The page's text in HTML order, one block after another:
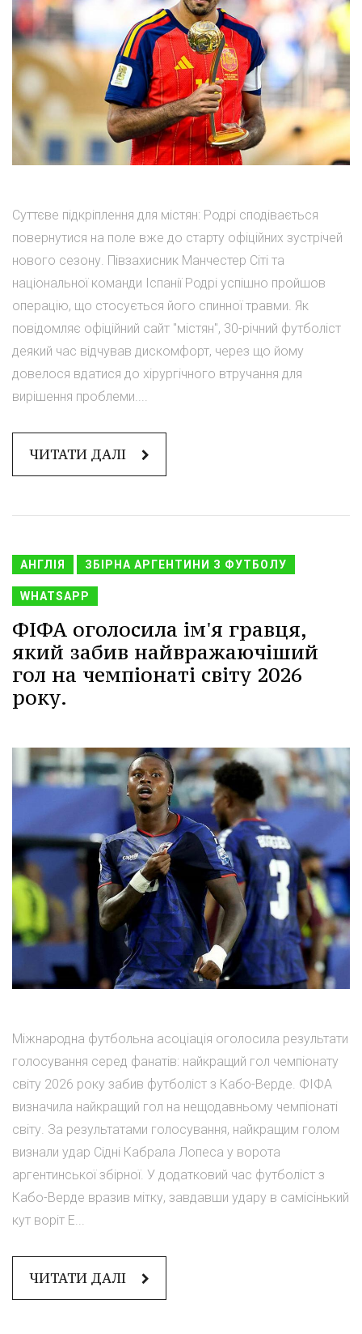
Суттєве підкріплення для містян: Родрі сподівається
повернутися на поле вже до старту офіційних зустрічей
нового сезону. Півзахисник Манчестер Сіті та
національної команди Іспанії Родрі успішно пройшов
операцію, що стосується його спинної травми. Як
повідомляє офіційний сайт "містян", 30-річний футболіст
деякий час відчував дискомфорт, через що йому
довелося вдатися до хірургічного втручання для
вирішення проблеми....
ЧИТАТИ ДАЛІ
АНГЛІЯ ЗБІРНА АРГЕНТИНИ З ФУТБОЛУ
WHATSAPP
ФІФА оголосила ім'я гравця,
який забив найвражаючіший
гол на чемпіонаті світу 2026
року.
Міжнародна футбольна асоціація оголосила результати
голосування серед фанатів: найкращий гол чемпіонату
світу 2026 року забив футболіст з Кабо-Верде. ФІФА
визначила найкращий гол на нещодавньому чемпіонаті
світу. За результатами голосування, найкращим голом
визнали удар Сідні Кабрала Лопеса у ворота
аргентинської збірної. У додатковий час футболіст з
Кабо-Верде вразив мітку, завдавши удару в самісінький
кут воріт Е...
ЧИТАТИ ДАЛІ